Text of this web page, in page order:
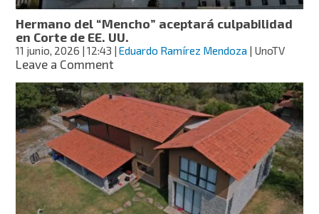
Hermano del “Mencho” aceptará culpabilidad
en Corte de EE. UU.
11 junio, 2026 | 12:43 |Eduardo Ramírez Mendoza | UnoTV
Leave a Commenton
del
“Mencho”
aceptará
culpabilidad
en
Corte
de
EE.
UU.